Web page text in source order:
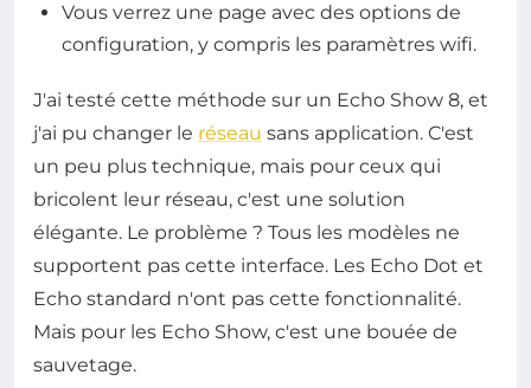
Vous verrez une page avec des options de
configuration, y compris les paramètres wifi.
J'ai testé cette méthode sur un Echo Show 8, et
j'ai pu changer le réseau sans application. C'est
un peu plus technique, mais pour ceux qui
bricolent leur réseau, c'est une solution
élégante. Le problème ? Tous les modèles ne
supportent pas cette interface. Les Echo Dot et
Echo standard n'ont pas cette fonctionnalité.
Mais pour les Echo Show, c'est une bouée de
sauvetage.